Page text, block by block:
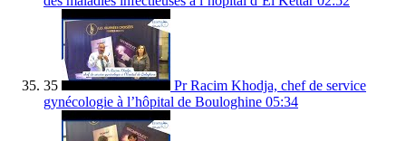
35
Pr Racim Khodja, chef de service
gynécologie à l’hôpital de Bouloghine 05:34